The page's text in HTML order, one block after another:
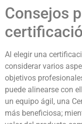
Consejos
Al elegir una
considerar varios
objetivos
puede alinearse con
un equipo ágil, una
más beneficiosa;